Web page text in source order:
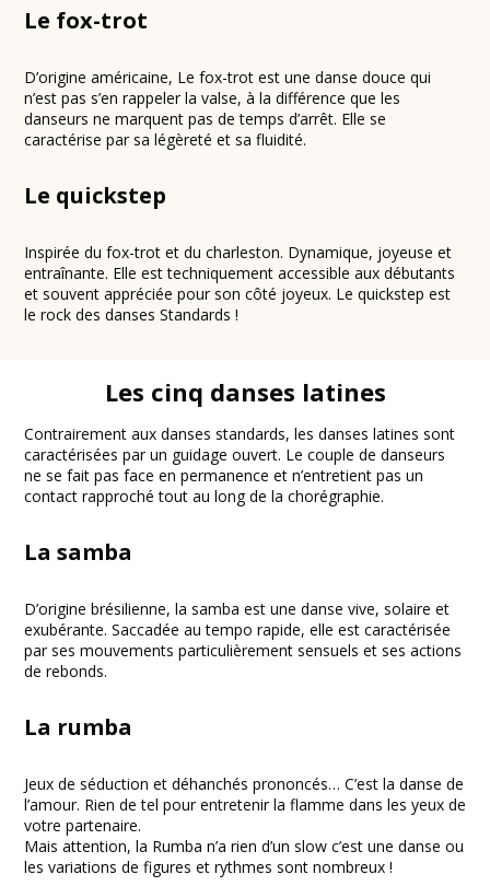
Le fox-trot
D’origine américaine, Le fox-trot est une danse douce qui
n’est pas s’en rappeler la valse, à la différence que les
danseurs ne marquent pas de temps d’arrêt. Elle se
caractérise par sa légèreté et sa fluidité.
Le quickstep
Inspirée du fox-trot et du charleston. Dynamique, joyeuse et
entraînante. Elle est techniquement accessible aux débutants
et souvent appréciée pour son côté joyeux. Le quickstep est
le rock des danses Standards !
Les cinq danses latines
Contrairement aux danses standards, les danses latines sont
caractérisées par un guidage ouvert. Le couple de danseurs
ne se fait pas face en permanence et n’entretient pas un
contact rapproché tout au long de la chorégraphie.
La samba
D’origine brésilienne, la samba est une danse vive, solaire et
exubérante. Saccadée au tempo rapide, elle est caractérisée
par ses mouvements particulièrement sensuels et ses actions
de rebonds.
La rumba
Jeux de séduction et déhanchés prononcés… C’est la danse de
l’amour. Rien de tel pour entretenir la flamme dans les yeux de
votre partenaire.
Mais attention, la Rumba n’a rien d’un slow c’est une danse ou
les variations de figures et rythmes sont nombreux !